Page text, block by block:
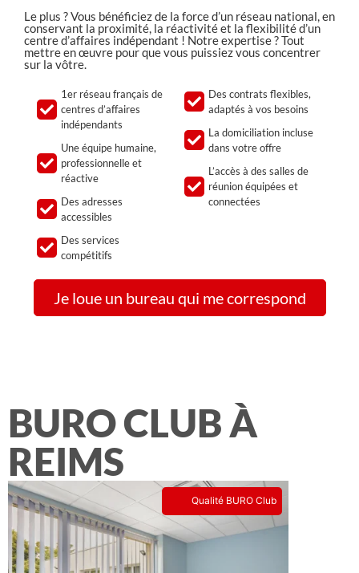
Le plus ? Vous bénéficiez de la force d’un réseau national, en
conservant la proximité, la réactivité et la flexibilité d’un
centre d’affaires indépendant ! Notre expertise ? Tout
mettre en œuvre pour que vous puissiez vous concentrer
sur la vôtre.
1er réseau français de
centres d’affaires
indépendants
Une équipe humaine,
professionnelle et
réactive
Des adresses
accessibles
Des services
compétitifs
Des contrats flexibles,
adaptés à vos besoins
La domiciliation incluse
dans votre offre
L’accès à des salles de
réunion équipées et
connectées
Je loue un bureau qui me correspond
BURO CLUB À
REIMS
Qualité BURO Club